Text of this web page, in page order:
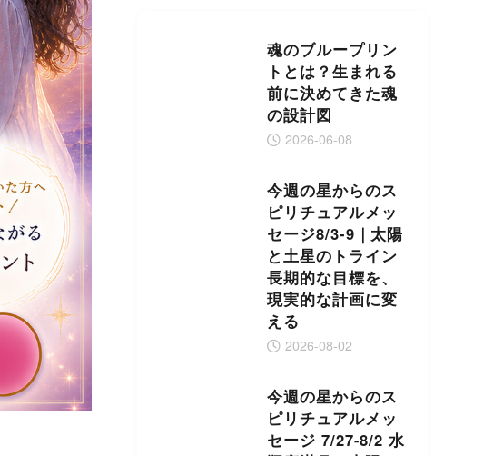
魂のブループリン
トとは？生まれる
前に決めてきた魂
の設計図
2026-06-08
今週の星からのス
ピリチュアルメッ
セージ8/3-9｜太陽
と土星のトライン
長期的な目標を、
現実的な計画に変
える
2026-08-02
今週の星からのス
ピリチュアルメッ
セージ 7/27-8/2 水